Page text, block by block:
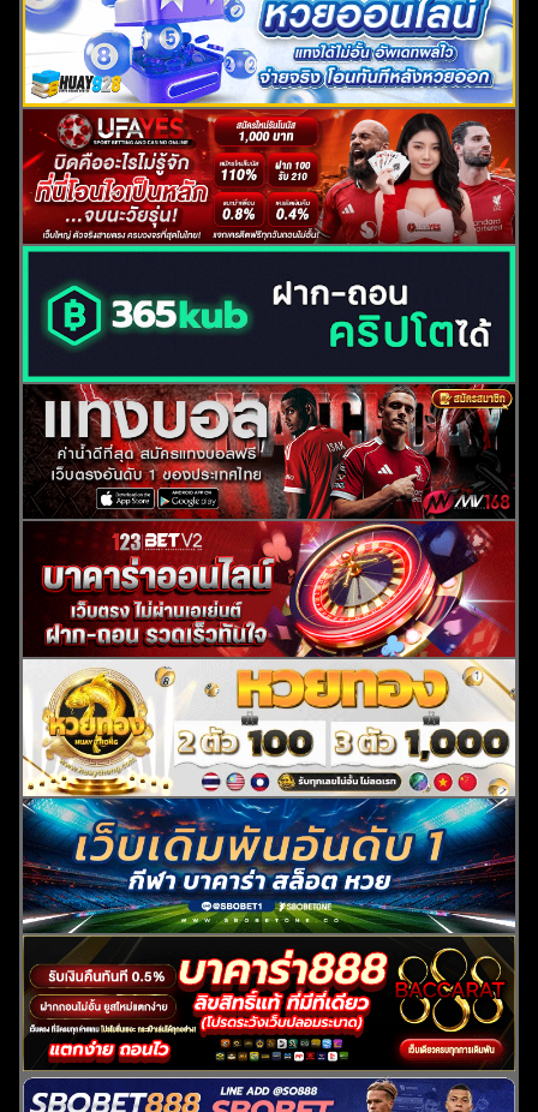
ค้นหา
สำหรับ: